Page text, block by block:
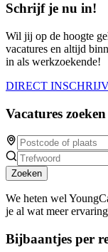
Schrijf je nu in!
Wil jij op de hoogte
vacatures en altijd
in als werkzoekende!
DIRECT
Vacatures zoeken
Zoeken
We heten wel
je al wat meer
Bijbaantjes per